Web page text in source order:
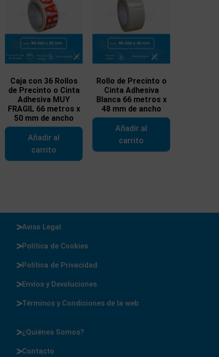
Caja con 36 Rollos
de Precinto o Cinta
Adhesiva MUY
FRAGIL 66 metros x
50 mm de ancho
Añadir al
carrito
Rollo de Precinto o
Cinta Adhesiva
Blanca 66 metros x
48 mm de ancho
Añadir al
carrito
Aviso Legal
Política de Cookies
Política de Privacidad
Envíos y Devoluciones
Términos y Condiciones de la web
¿Quiénes Somos?
Contacto